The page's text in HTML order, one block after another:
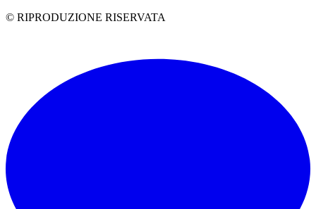
© RIPRODUZIONE RISERVATA